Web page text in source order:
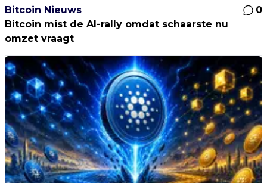
Bitcoin Nieuws
0
Bitcoin mist de AI-rally omdat schaarste nu
omzet vraagt